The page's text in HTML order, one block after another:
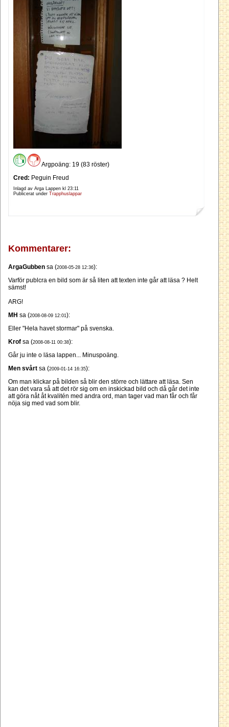
Argpoäng: 19 (83 röster)
Cred: Peguin Freud
Inlagd av Arga Lappen kl 23:11
Publicerat under Trapphuslappar
Kommentarer:
ArgaGubben sa (2008-05-28 12:36):
Varför publcra en bild som är så liten att texten inte går att läsa ? Helt
sämst!
ARG!
MH sa (2008-08-09 12:01):
Eller "Hela havet stormar" på svenska.
Krof sa (2008-08-11 00:38):
Går ju inte o läsa lappen... Minuspoäng.
Men svårt sa (2009-01-14 16:35):
Om man klickar på bilden så blir den större och lättare att läsa. Sen
kan det vara så att det rör sig om en inskickad bild och då går det inte
att göra nåt åt kvalitén med andra ord, man tager vad man får och får
nöja sig med vad som blir.